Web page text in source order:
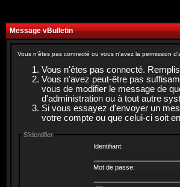
Message vBulletin
Vous n'êtes pas connecté ou vous n'avez la permission
Vous n'êtes pas connecté.
Vous n'avez peut-être pas
vous de modifier le message de
d'administration ou à tout autre
Si vous essayez d'envoyer un
votre compte ou que celui-ci soit
S'identifier
Identifiant:
Mot de passe: